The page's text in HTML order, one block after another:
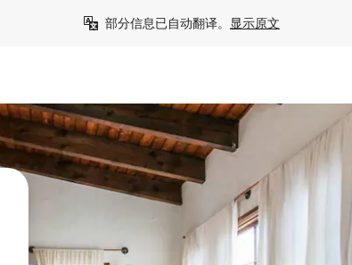
部分信息已自动翻译。 显示原文